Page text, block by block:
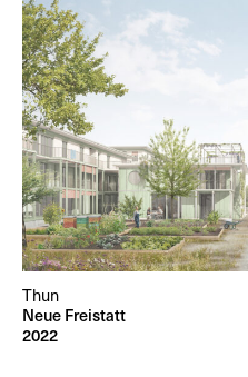
Thun
Neue Freistatt
2022